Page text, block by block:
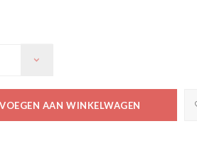
AAN WINKELWAGEN